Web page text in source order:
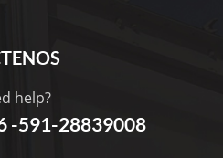
help?
-591-28839008